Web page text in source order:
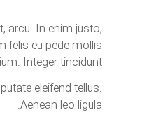
arcu. In enim justo,
felis eu pede mollis
Integer tincidunt.
eleifend tellus.
Aenean leo ligula.